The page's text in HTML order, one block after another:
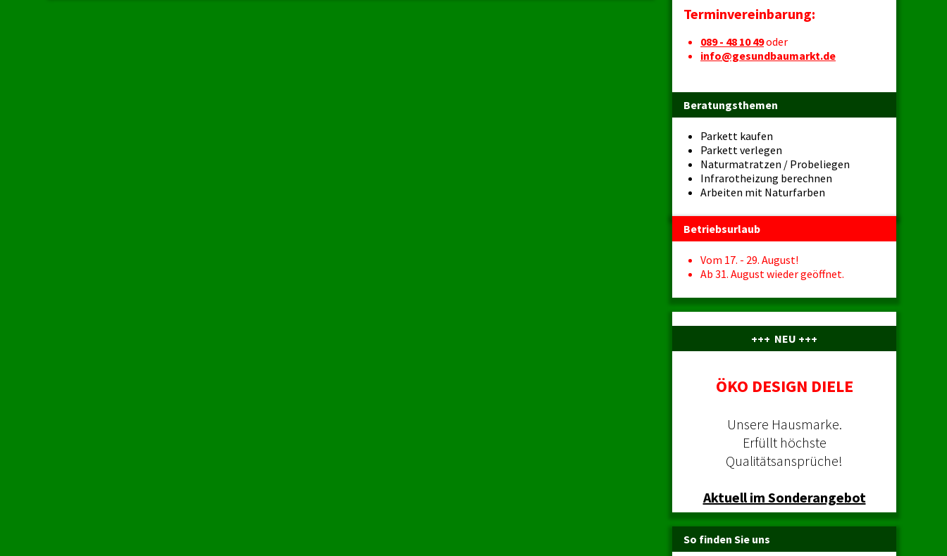
Terminvereinbarung:
089 - 48 10 49oder
info@gesundbaumarkt.de
Beratungsthemen
Parkett kaufen
Parkett verlegen
Naturmatratzen / Probeliegen
Infrarotheizung berechnen
Arbeiten mit Naturfarben
Betriebsurlaub
Vom 17. - 29. August!
Ab 31. August wieder geöffnet.
+++ NEU +++
ÖKO DESIGN DIELE
Unsere Hausmarke.
Erfüllt höchste
Qualitätsansprüche!
Aktuell im Sonderangebot
So finden Sie uns